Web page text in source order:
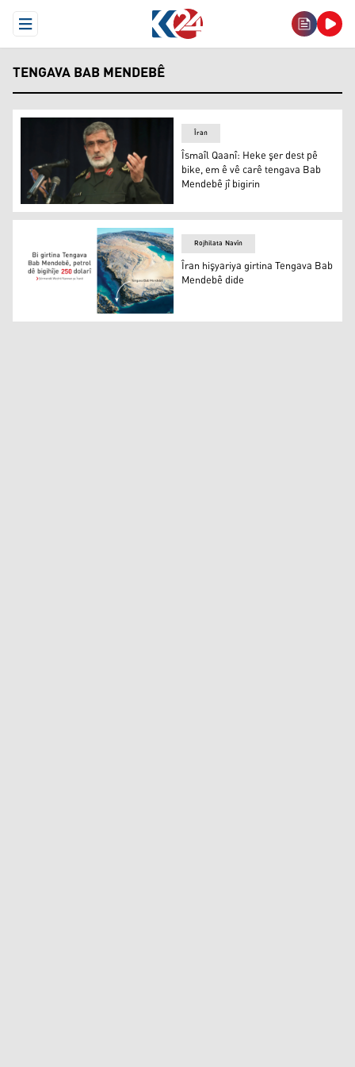
Open Menu
TENGAVA BAB MENDEBÊ
Îsmaîl Qaanî: Heke şer dest pê bike, em ê vê carê
Îran
Îsmaîl Qaanî: Heke şer dest pê
bike, em ê vê carê tengava Bab
Mendebê jî bigirin
Îran hişyariya girtina Tengava Bab Mendebê dide
Rojhilata Navîn
Îran hişyariya girtina Tengava Bab
Mendebê dide